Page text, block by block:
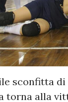
sconfitta
torna alla